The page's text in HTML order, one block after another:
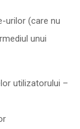
urilor (care nu
unui
utilizatorului –